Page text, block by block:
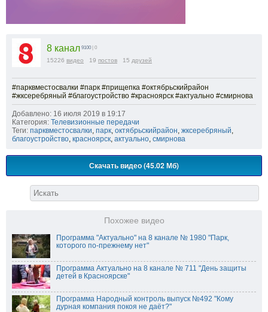
8 канал 9100 | 0
15226 видео 19 постов 15 друзей
#парквместосвалки #парк #прищепка #октябрьскийрайон
#жксеребряный #благоустройство #красноярск #актуально #смирнова
Добавлено: 16 июля 2019 в 19:17
Категория: Телевизионные передачи
Теги: парквместосвалки, парк, октябрьскийрайон, жксеребряный,
благоустройство, красноярск, актуально, смирнова
Скачать видео (45.02 Мб)
Похожее видео
Программа "Актуально" на 8 канале № 1980 "Парк,
которого по-прежнему нет"
Программа Актуально на 8 канале № 711 "День защиты
детей в Красноярске"
Программа Народный контроль выпуск №492 "Кому
дурная компания покоя не даёт?"